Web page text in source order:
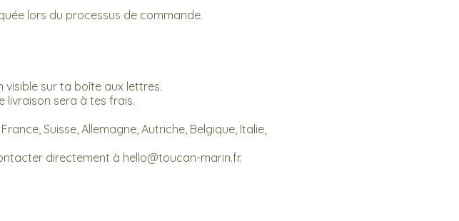
lors du processus de commande.
sur ta boîte aux lettres.
livraison sera à tes frais.
Suisse, Allemagne, Autriche, Belgique, Italie,
directement à hello@toucan-marin.fr.